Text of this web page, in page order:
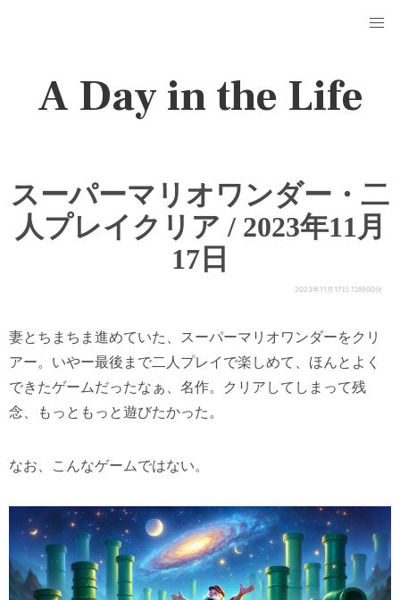
A Day in the Life
スーパーマリオワンダー・二
人プレイクリア / 2023年11月
17日
2023年11月17日 12時00分
妻とちまちま進めていた、スーパーマリオワンダーをクリ
アー。いやー最後まで二人プレイで楽しめて、ほんとよく
できたゲームだったなぁ、名作。クリアしてしまって残
念、もっともっと遊びたかった。
なお、こんなゲームではない。